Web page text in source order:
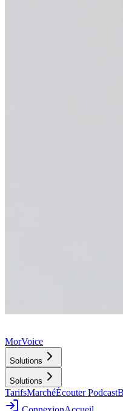
MorVoice
Solutions
Solutions
TarifsMarchéÉcouter Podcast